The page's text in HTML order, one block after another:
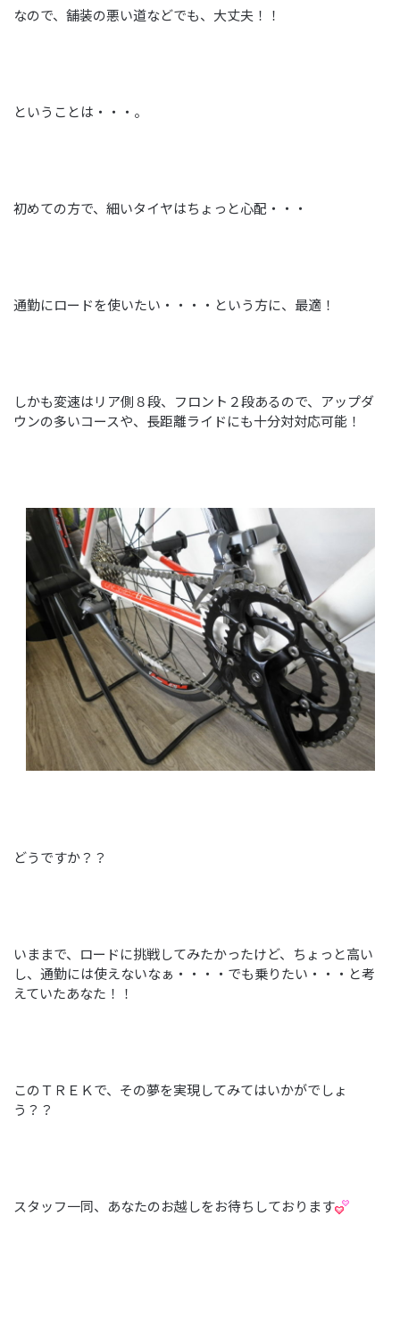
なので、舗装の悪い道などでも、大丈夫！！
ということは・・・。
初めての方で、細いタイヤはちょっと心配・・・
通勤にロードを使いたい・・・・という方に、最適！
しかも変速はリア側８段、フロント２段あるので、アップダ
ウンの多いコースや、長距離ライドにも十分対対応可能！
どうですか？？
いままで、ロードに挑戦してみたかったけど、ちょっと高い
し、通勤には使えないなぁ・・・・でも乗りたい・・・と考
えていたあなた！！
このＴＲＥＫで、その夢を実現してみてはいかがでしょ
う？？
スタッフ一同、あなたのお越しをお待ちしております